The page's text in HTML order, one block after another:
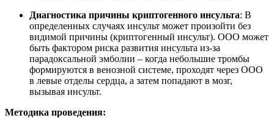
Диагностика причины криптогенного инсульта: В
определенных случаях инсульт может произойти без
видимой причины (криптогенный инсульт). ООО может
быть фактором риска развития инсульта из-за
парадоксальной эмболии – когда небольшие тромбы
формируются в венозной системе, проходят через ООО
в левые отделы сердца, а затем попадают в мозг,
вызывая инсульт.
Методика проведения: